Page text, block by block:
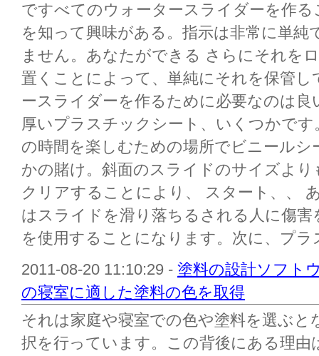
ですべてのウォータースライダーを作
を知って興味がある。指示は非常に単純
ません。あなたができる さらにそれを
置くことによって、単純にそれを保管
ースライダーを作るために必要なのは
厚いプラスチックシート、いくつかで
の時間を楽しむための場所でビニール
かの賭け。斜面のスライドのサイズよ
クリアすることにより、 スタート、、
はスライドを滑り落ちるされる人に傷
を使用することになります。次に、プラ
2011-08-20 11:10:29 - 塗料の設計ソフト
の寝室に適した塗料の色を取得
それは家庭や寝室での色や塗料を選ぶ
択を行っています。この背後にある理